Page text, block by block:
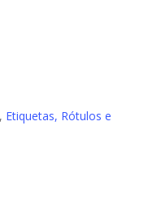
, Etiquetas, Rótulos e